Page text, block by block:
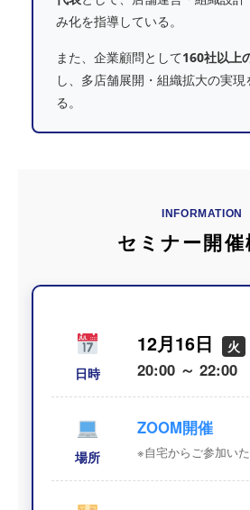
み化を指導している。
また、企業顧問として160社以上
し、多店舗展開・組織拡大の実
る。
セミナー開催
日時
12月16日 火
20:00 ～ 22:00
場所
ZOOM開催
※自宅からご参加い